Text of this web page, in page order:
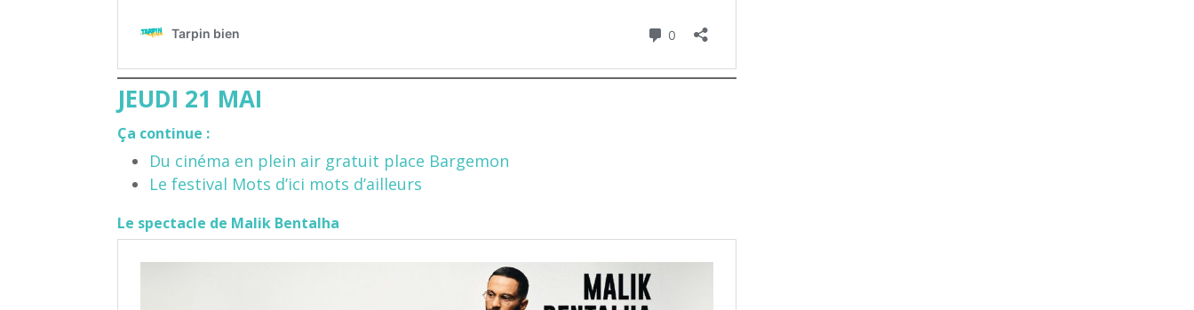
JEUDI 21 MAI
Ça continue :
Du cinéma en plein air gratuit place Bargemon
Le festival Mots d’ici mots d’ailleurs
Le spectacle de Malik Bentalha